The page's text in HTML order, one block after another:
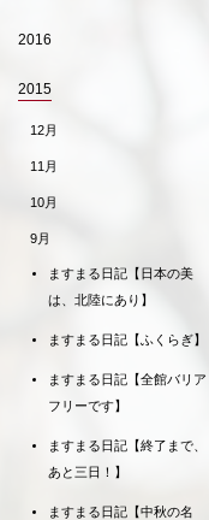
2016
2015
12月
11月
10月
9月
ますまる日記【日本の美
は、北陸にあり】
ますまる日記【ふくらぎ】
ますまる日記【全館バリア
フリーです】
ますまる日記【終了まで、
あと三日！】
ますまる日記【中秋の名